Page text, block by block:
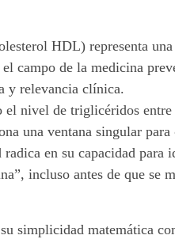
HDL) representa una
campo de la medicina
y relevancia clínica.
el nivel de triglicéridos
una ventana singular
en su capacidad para
incluso antes de que se
simplicidad matemática